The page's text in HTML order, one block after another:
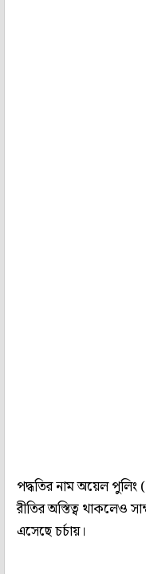
পদ্ধতির নাম অয়েল
রীতির অস্তিত্ব থাকলেও
এসেছে চর্চায়।